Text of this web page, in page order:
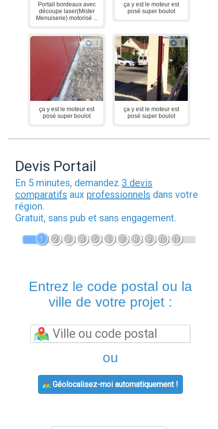
Portail bordeaux avec
découpe laser(Mister
Menuiserie) motorisé ...
ça y est le moteur est
posé super boulot
1
ça y est le moteur est
posé super boulot
1
ça y est le moteur est
posé super boulot
Devis Portail
En 5 minutes, demandez 3 devis
comparatifs aux professionnels dans votre
région.
Gratuit, sans pub et sans engagement.
1 2 3 4 5 6 7 8 9 10 11
Entrez le code postal ou la
ville de votre projet :
ou
Géolocalisez-moi automatiquement !